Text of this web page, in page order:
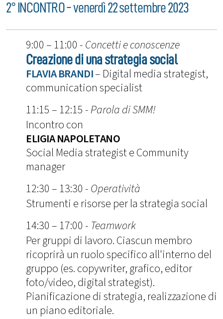
2° INCONTRO - venerdì 22 settembre 2023
9:00 – 11:00 -Concetti e conoscenze
Creazione di una strategia social
FLAVIA BRANDI– Digital media strategist,
communication specialist
11:15 – 12:15 -Parola di SMM!
Incontro con
ELIGIA NAPOLETANO
Social Media strategist e Community
manager
12:30 – 13:30 -Operatività
Strumenti e risorse per la strategia social
14:30 – 17:00 - Teamwork
Per gruppi di lavoro. Ciascun membro
ricoprirà un ruolo specifico all'interno del
gruppo (es. copywriter, grafico, editor
foto/video, digital strategist).
Pianificazione di strategia, realizzazione di
un piano editoriale.